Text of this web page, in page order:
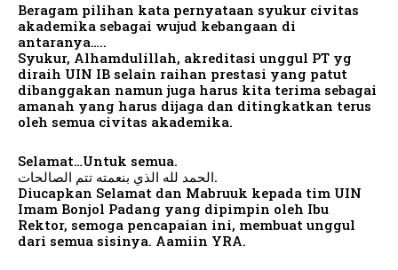
Beragam pilihan kata pernyataan syukur civitas
akademika sebagai wujud kebangaan di
antaranya…..
Syukur, Alhamdulillah, akreditasi unggul PT yg
diraih UIN IB selain raihan prestasi yang patut
dibanggakan namun juga harus kita terima sebagai
amanah yang harus dijaga dan ditingkatkan terus
oleh semua civitas akademika.
Selamat…Untuk semua.
الحمد لله الذي بنعمته تتم الصالحات.
Diucapkan Selamat dan Mabruuk kepada tim UIN
Imam Bonjol Padang yang dipimpin oleh Ibu
Rektor, semoga pencapaian ini, membuat unggul
dari semua sisinya. Aamiin YRA.